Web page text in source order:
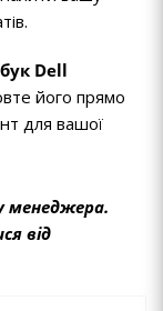
Dell
його прямо
для вашої
менеджера.
від